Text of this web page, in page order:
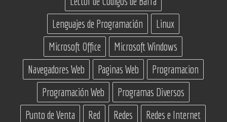
Lenguajes de Programación
Linux
Microsoft Office
Microsoft Windows
Navegadores Web
Paginas Web
Programacion
Programación Web
Programas Diversos
Punto de Venta
Red Redes
Redes e Internet